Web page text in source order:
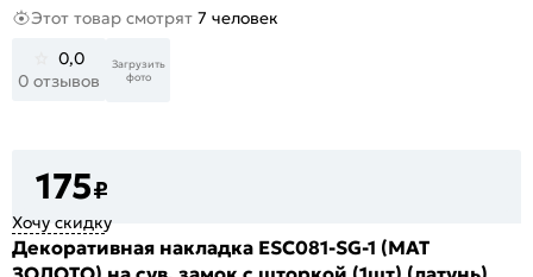
Этот товар смотрят 7 человек
0,0
0 отзывов
Загрузить
фото
175₽
Хочу скидку
Декоративная накладка ESC081-SG-1 (МАТ